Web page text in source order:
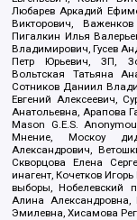
Любарев Аркадий
Викторович,
Пигалкин Илья
Владимирович, Гусев
Петр Юрьевич, ЗП,
Вольтская Татьяна
Сотников Даниил
Евгений Алексеевич,
Анатольевна, Арапова
Mason G.E.S.
Мнение, Москоу
Александрович,
Скворцова Елена
инагент, Кочетков
выборы, Нобелевский
Алина Александровна,
Эмилевна, Хисамова